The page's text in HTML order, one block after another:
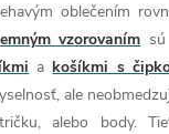
oblečením
vzorovaním
a košíkmi s
ale
alebo body.